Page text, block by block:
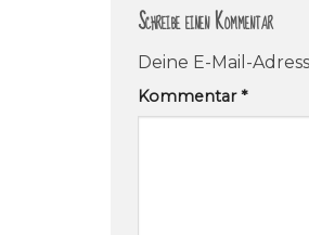
Schreibe einen Kommentar
Deine E-Mail-
Kommentar*